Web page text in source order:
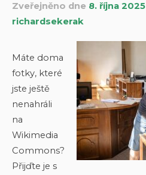
Zveřejněno dne 8. října 2025
richardsekerak
Máte doma
fotky, které
jste ještě
nenahráli
na
Wikimedia
Commons?
Přijďte je s